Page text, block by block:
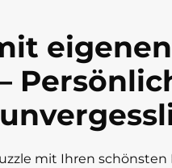
eigenen
mit Ihren